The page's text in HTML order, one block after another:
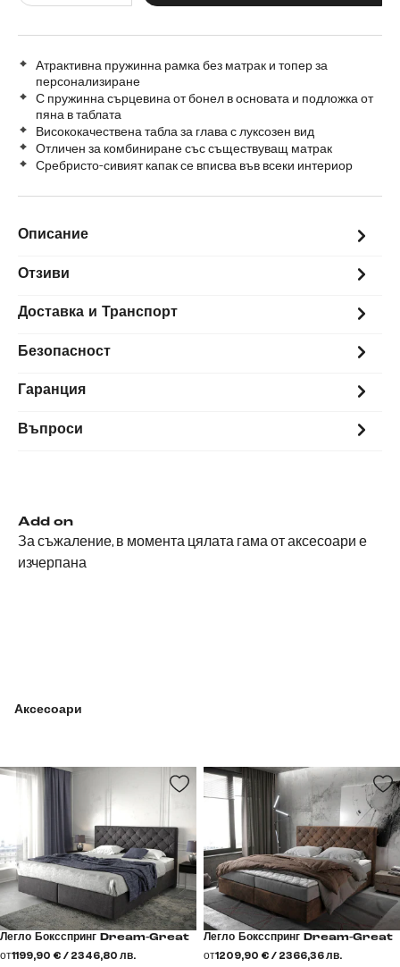
Атрактивна пружинна рамка без матрак и топер за
персонализиране
С пружинна сърцевина от бонел в основата и подложка от
пяна в таблата
Висококачествена табла за глава с луксозен вид
Отличен за комбиниране със съществуващ матрак
Сребристо-сивият капак се вписва във всеки интериор
Описание
Отзиви
Доставка и Транспорт
Безопасност
Гаранция
Въпроси
Add on
За съжаление, в момента цялата гама от аксесоари е
изчерпана
Аксесоари
Легло Боксспринг Dream-Great
от1199,90 € / 2346,80 лв.
Легло Боксспринг Dream-Great
от1209,90 € / 2366,36 лв.